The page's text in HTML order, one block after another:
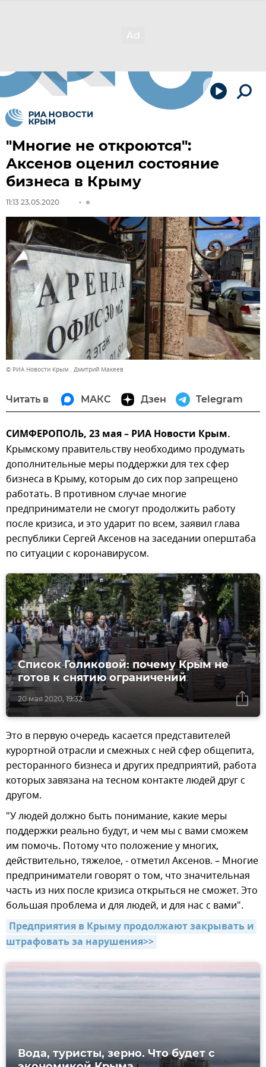
"Многие не откроются":
Аксенов оценил состояние
бизнеса в Крыму
11:13 23.05.2020
© РИА Новости Крым . Дмитрий Макеев
Читать в МАКС Дзен Telegram
СИМФЕРОПОЛЬ, 23 мая – РИА Новости Крым.
Крымскому правительству необходимо продумать
дополнительные меры поддержки для тех сфер
бизнеса в Крыму, которым до сих пор запрещено
работать. В противном случае многие
предприниматели не смогут продолжить работу
после кризиса, и это ударит по всем, заявил глава
республики Сергей Аксенов на заседании оперштаба
по ситуации с коронавирусом.
20 мая 2020, 19:32
Список Голиковой: почему Крым не
готов к снятию ограничений
Это в первую очередь касается представителей
курортной отрасли и смежных с ней сфер общепита,
ресторанного бизнеса и других предприятий, работа
которых завязана на тесном контакте людей друг с
другом.
"У людей должно быть понимание, какие меры
поддержки реально будут, и чем мы с вами сможем
им помочь. Потому что положение у многих,
действительно, тяжелое, - отметил Аксенов. – Многие
предприниматели говорят о том, что значительная
часть из них после кризиса открыться не сможет. Это
большая проблема и для людей, и для нас с вами".
Предприятия в Крыму продолжают закрывать и
штрафовать за нарушения>>
Вода, туристы, зерно. Что будет с